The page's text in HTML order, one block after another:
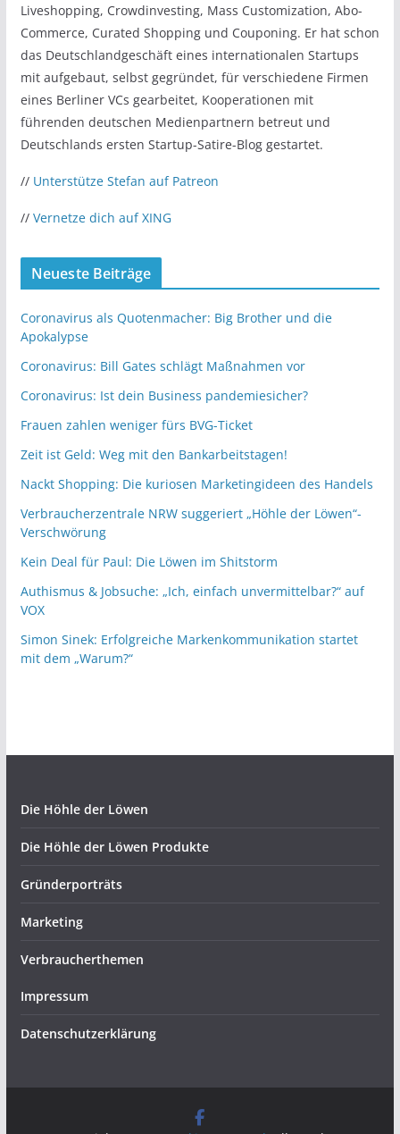
Liveshopping, Crowdinvesting, Mass Customization, Abo-
Commerce, Curated Shopping und Couponing. Er hat schon
das Deutschlandgeschäft eines internationalen Startups
mit aufgebaut, selbst gegründet, für verschiedene Firmen
eines Berliner VCs gearbeitet, Kooperationen mit
führenden deutschen Medienpartnern betreut und
Deutschlands ersten Startup-Satire-Blog gestartet.
// Unterstütze Stefan auf Patreon
// Vernetze dich auf XING
Neueste Beiträge
Coronavirus als Quotenmacher: Big Brother und die
Apokalypse
Coronavirus: Bill Gates schlägt Maßnahmen vor
Coronavirus: Ist dein Business pandemiesicher?
Frauen zahlen weniger fürs BVG-Ticket
Zeit ist Geld: Weg mit den Bankarbeitstagen!
Nackt Shopping: Die kuriosen Marketingideen des Handels
Verbraucherzentrale NRW suggeriert „Höhle der Löwen“-
Verschwörung
Kein Deal für Paul: Die Löwen im Shitstorm
Authismus & Jobsuche: „Ich, einfach unvermittelbar?“ auf
VOX
Simon Sinek: Erfolgreiche Markenkommunikation startet
mit dem „Warum?“
Die Höhle der Löwen
Die Höhle der Löwen Produkte
Gründerporträts
Marketing
Verbraucherthemen
Impressum
Datenschutzerklärung